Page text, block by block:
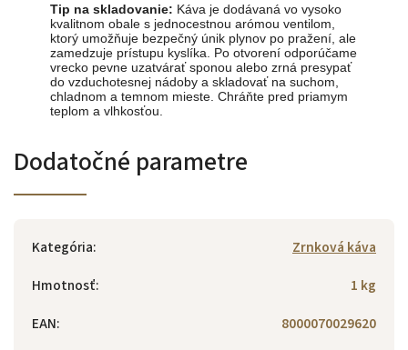
Tip na skladovanie: Káva je dodávaná vo vysoko
kvalitnom obale s jednocestnou arómou ventilom,
ktorý umožňuje bezpečný únik plynov po pražení, ale
zamedzuje prístupu kyslíka. Po otvorení odporúčame
vrecko pevne uzatvárať sponou alebo zrná presypať
do vzduchotesnej nádoby a skladovať na suchom,
chladnom a temnom mieste. Chráňte pred priamym
teplom a vlhkosťou.
Dodatočné parametre
Kategória:
Zrnková káva
Hmotnosť:
1 kg
EAN: 8000070029620